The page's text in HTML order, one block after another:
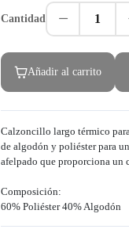
Cantidad 1
Añadir al carrito
Calzoncillo largo térmico
de algodón y poliéster para
afelpado que proporciona un
Composición:
60% Poliéster 40% Algodón